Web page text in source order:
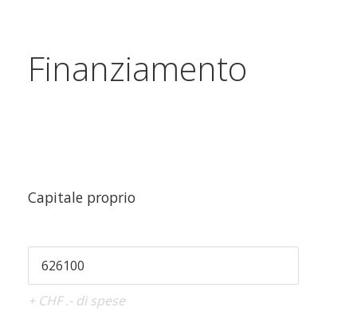
Finanziamento
Capitale proprio
+ CHF .- di spese